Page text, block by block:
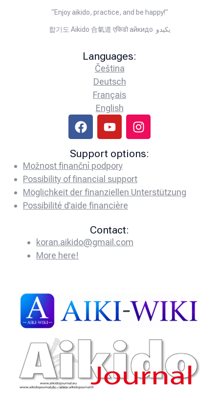
“Enjoy aikido, practice, and be happy!”
합기도 Aikido 合氣道 एकिडो айкидо يكيدو
Languages:
Čeština
Deutsch
Français
English
Support options:
Možnost finanční podpory
Possibility of financial support
Möglichkeit der finanziellen Unterstützung
Possibilité d’aide financière
Contact:
koran.aikido@gmail.com
More here!